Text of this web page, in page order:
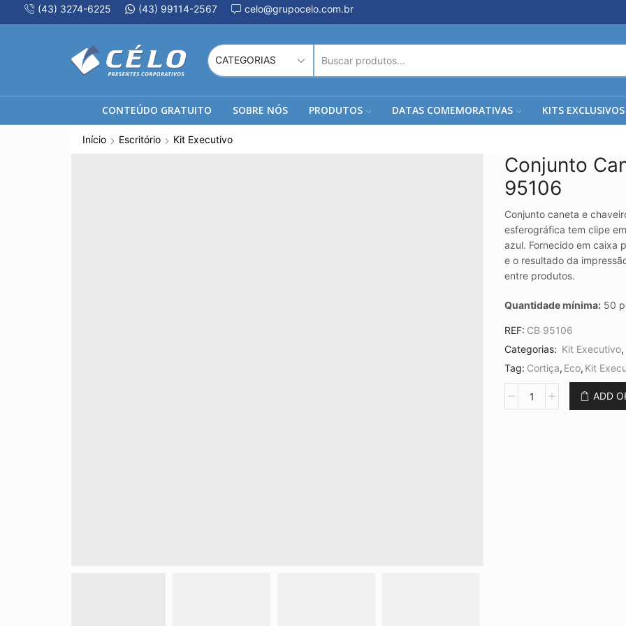
(43) 3274-6225 (43) 99114-2567 celo@grupocelo.com.br
DE
PESQUISA
CONTEÚDO GRATUITO SOBRE NÓS PRODUTOS DATAS COMEMORATIVAS KITS EXCLUSIVOS
Início Escritório Kit Executivo
Conjunto
95106
Conjunto caneta e
esferográfica tem clipe
azul. Fornecido em caixa
e o resultado da
entre produtos.
Quantidade mínima: 50
REF: CB 95106
Categorias: Kit Executivo,
Tag: Cortiça, Eco, Kit
Caneta
ADD